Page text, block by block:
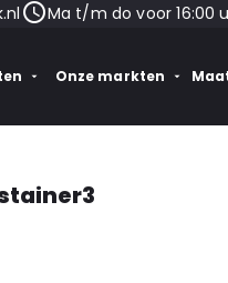
Ma t/m do voor 16:00
Onze markten